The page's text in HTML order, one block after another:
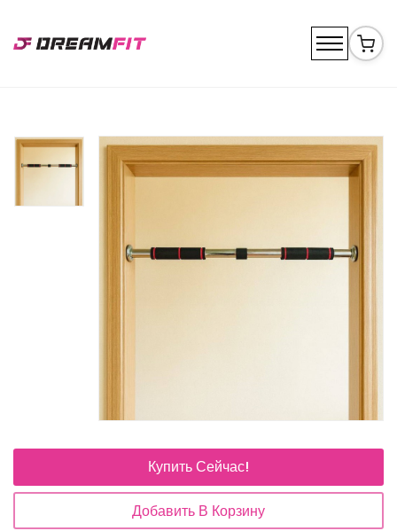
Купить Сейчас!
Добавить В Корзину